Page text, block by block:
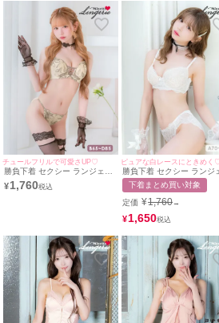
チュールフリルで可愛さUP♡
勝負下着 セクシー ランジェリ
ー アンティーク 花柄 刺繍 フ
ロントレースアップ アイボリ
¥1,760
ピュアな白レースにときめく
勝負下着 セクシー ランジ
ー ヌーディー ノスタルジ
刺繍 レース ブラック 白 脇
ブラジャー ショーツ 下着
セット
下着まとめ買い対象
定価 ¥1,760→
¥1,650